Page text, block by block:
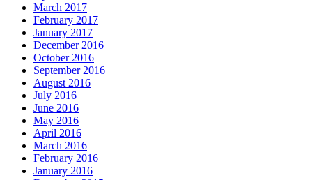
March 2017
February 2017
January 2017
December 2016
October 2016
September 2016
August 2016
July 2016
June 2016
May 2016
April 2016
March 2016
February 2016
January 2016